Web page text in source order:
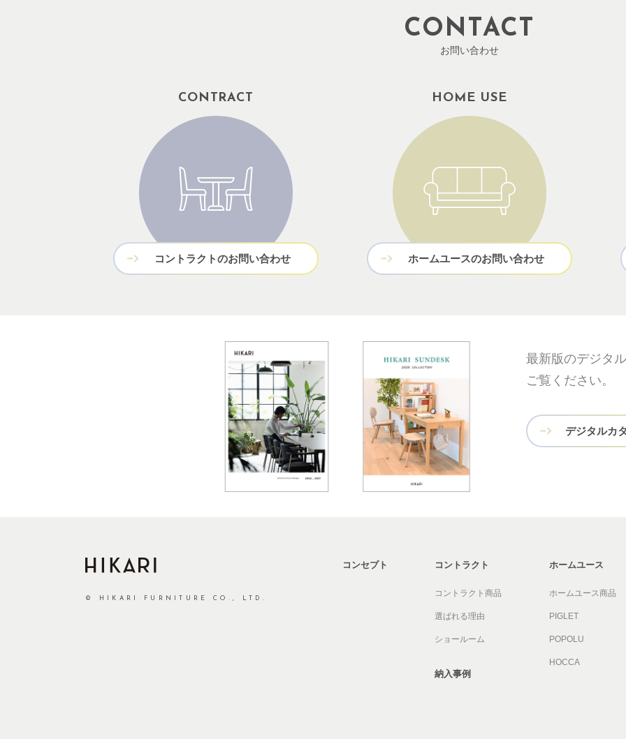
CONTACT
お問い合わせ
CONTRACT
コントラクトのお問い合わせ
HOME USE
ホームユースのお問い合わせ
最新版のデジタ
ご覧ください。
デジタルカ
© HIKARI FURNITURE CO., LTD.
コンセプト コントラクト
コントラクト商品
選ばれる理由
ショールーム
納入事例
ホームユース
ホームユース商品
PIGLET
POPOLU
HOCCA